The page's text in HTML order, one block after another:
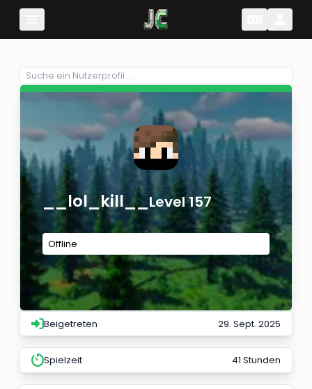
__lol_kill__ Level 157
Offline
Beigetreten 29. Sept. 2025
Spielzeit 41 Stunden